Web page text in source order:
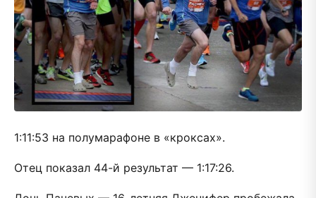
1:11:53 на полумарафоне в «кроксах».
Отец показал 44-й результат — 1:17:26.